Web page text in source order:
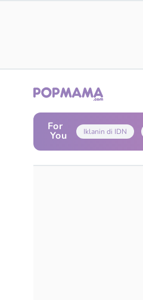
For
You Iklanin di IDN